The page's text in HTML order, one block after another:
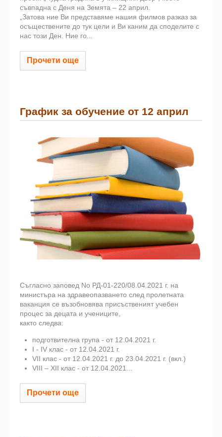
съвпадна с Деня на Земята – 22 април.
„Затова ние Ви представяме нашия филмов разказ за
осъществените до тук цели и Ви каним да споделите с
нас този Ден. Ние го...
Прочети още
График за обучение от 12 април
Съгласно заповед No РД-01-220/08.04.2021 г. на
министъра на здравеопазването след пролетната
ваканция се възобновява присъственият учебен
процес за децата и учениците,
както следва:
подготвителна група - от 12.04.2021 г.
I - IV клас - от 12.04.2021 г.
VII клас - от 12.04.2021 г. до 23.04.2021 г. (вкл.)
VIII – XII клас - от 12.04.2021...
Прочети още